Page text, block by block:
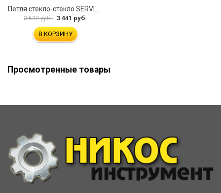
3 622 руб. 3 441 руб.
В КОРЗИНУ
Просмотренные товары